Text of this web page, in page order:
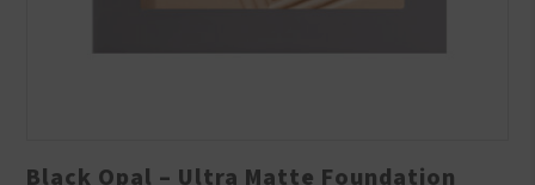
Black Opal – Ultra Matte Foundation